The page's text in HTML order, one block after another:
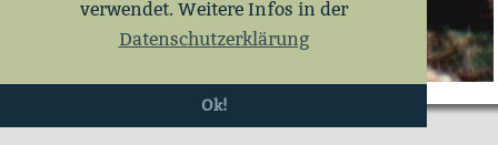
verwendet. Weitere Infos in der
Datenschutzerklärung
Ok!